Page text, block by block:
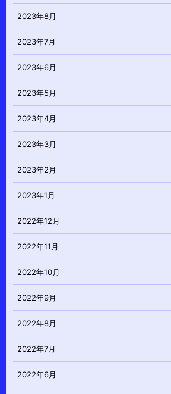
2023年8月
2023年7月
2023年6月
2023年5月
2023年4月
2023年3月
2023年2月
2023年1月
2022年12月
2022年11月
2022年10月
2022年9月
2022年8月
2022年7月
2022年6月